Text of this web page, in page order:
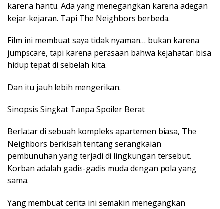
karena hantu. Ada yang menegangkan karena adegan
kejar-kejaran. Tapi The Neighbors berbeda.
Film ini membuat saya tidak nyaman… bukan karena
jumpscare, tapi karena perasaan bahwa kejahatan bisa
hidup tepat di sebelah kita.
Dan itu jauh lebih mengerikan.
Sinopsis Singkat Tanpa Spoiler Berat
Berlatar di sebuah kompleks apartemen biasa, The
Neighbors berkisah tentang serangkaian
pembunuhan yang terjadi di lingkungan tersebut.
Korban adalah gadis-gadis muda dengan pola yang
sama.
Yang membuat cerita ini semakin menegangkan